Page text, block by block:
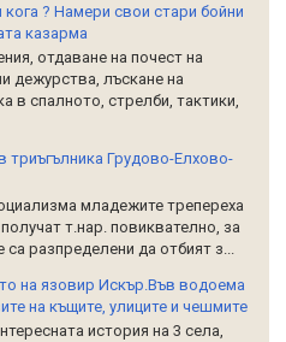
? Намери свои стари бойни
казарма
отдаване на почест на
дежурства, лъскане на
в спалното, стрелби, тактики,
триъгълника Грудово-Елхово-
младежите трепереха
т.нар. повиквателно, за
разпределени да отбият з...
на язовир Искър.Във водоема
на къщите, улиците и чешмите
история на 3 села,